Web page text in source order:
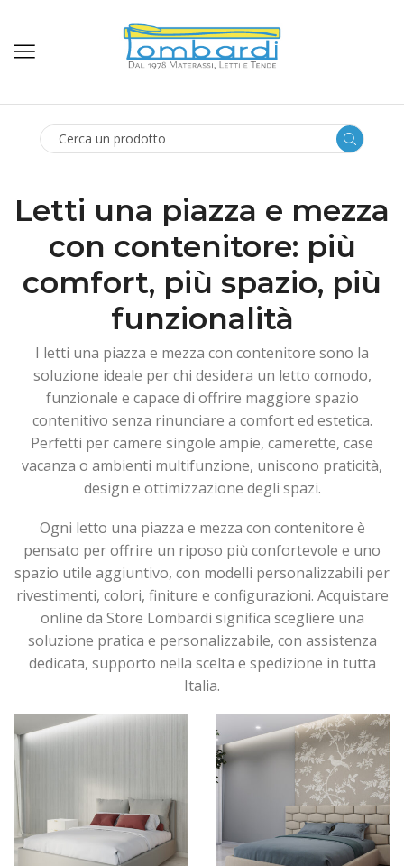
Letti una piazza e mezza
con contenitore: più
comfort, più spazio, più
funzionalità
I letti una piazza e mezza con contenitore sono la
soluzione ideale per chi desidera un letto comodo,
funzionale e capace di offrire maggiore spazio
contenitivo senza rinunciare a comfort ed estetica.
Perfetti per camere singole ampie, camerette, case
vacanza o ambienti multifunzione, uniscono praticità,
design e ottimizzazione degli spazi.
Ogni letto una piazza e mezza con contenitore è
pensato per offrire un riposo più confortevole e uno
spazio utile aggiuntivo, con modelli personalizzabili per
rivestimenti, colori, finiture e configurazioni. Acquistare
online da Store Lombardi significa scegliere una
soluzione pratica e personalizzabile, con assistenza
dedicata, supporto nella scelta e spedizione in tutta
Italia.